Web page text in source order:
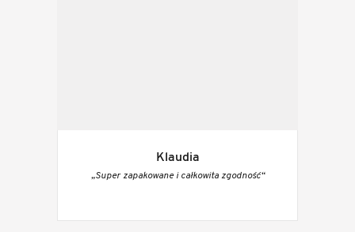
Klaudia
„Super zapakowane i całkowita zgodność“